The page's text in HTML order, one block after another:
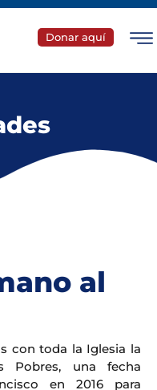
Donar aquí
al
con toda la Iglesia la
Pobres, una fecha
en 2016 para